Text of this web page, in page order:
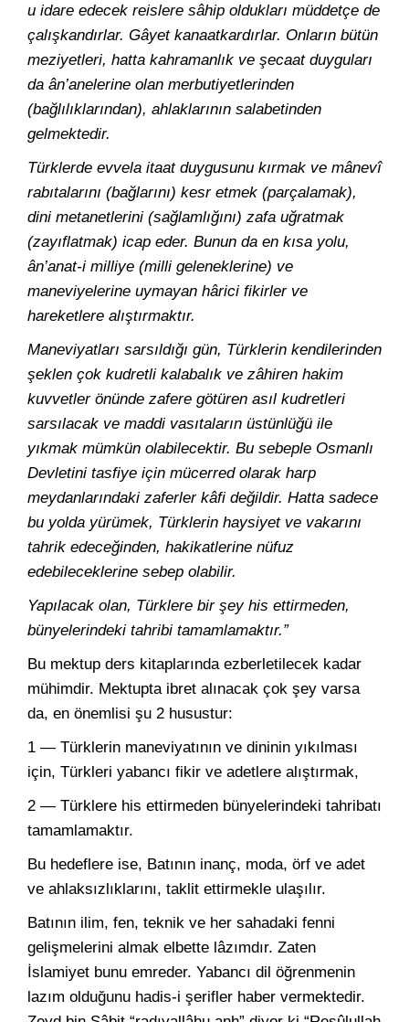
u idare edecek reislere sâhip oldukları müddetçe de
çalışkandırlar. Gâyet kanaatkardırlar. Onların bütün
meziyetleri, hatta kahramanlık ve şecaat duyguları
da ân’anelerine olan merbutiyetlerinden
(bağlılıklarından), ahlaklarının salabetinden
gelmektedir.
Türklerde evvela itaat duygusunu kırmak ve mânevî
rabıtalarını (bağlarını) kesr etmek (parçalamak),
dini metanetlerini (sağlamlığını) zafa uğratmak
(zayıflatmak) icap eder. Bunun da en kısa yolu,
ân’anat-i milliye (milli geleneklerine) ve
maneviyelerine uymayan hârici fikirler ve
hareketlere alıştırmaktır.
Maneviyatları sarsıldığı gün, Türklerin kendilerinden
şeklen çok kudretli kalabalık ve zâhiren hakim
kuvvetler önünde zafere götüren asıl kudretleri
sarsılacak ve maddi vasıtaların üstünlüğü ile
yıkmak mümkün olabilecektir. Bu sebeple Osmanlı
Devletini tasfiye için mücerred olarak harp
meydanlarındaki zaferler kâfi değildir. Hatta sadece
bu yolda yürümek, Türklerin haysiyet ve vakarını
tahrik edeceğinden, hakikatlerine nüfuz
edebileceklerine sebep olabilir.
Yapılacak olan, Türklere bir şey his ettirmeden,
bünyelerindeki tahribi tamamlamaktır.”
Bu mektup ders kitaplarında ezberletilecek kadar
mühimdir. Mektupta ibret alınacak çok şey varsa
da, en önemlisi şu 2 husustur:
1 — Türklerin maneviyatının ve dininin yıkılması
için, Türkleri yabancı fikir ve adetlere alıştırmak,
2 — Türklere his ettirmeden bünyelerindeki tahribatı
tamamlamaktır.
Bu hedeflere ise, Batının inanç, moda, örf ve adet
ve ahlaksızlıklarını, taklit ettirmekle ulaşılır.
Batının ilim, fen, teknik ve her sahadaki fenni
gelişmelerini almak elbette lâzımdır. Zaten
İslamiyet bunu emreder. Yabancı dil öğrenmenin
lazım olduğunu hadis-i şerifler haber vermektedir.